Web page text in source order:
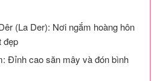
(La Der): Nơi ngắm hoàng hôn
đẹp
Đỉnh cao săn mây và đón bình